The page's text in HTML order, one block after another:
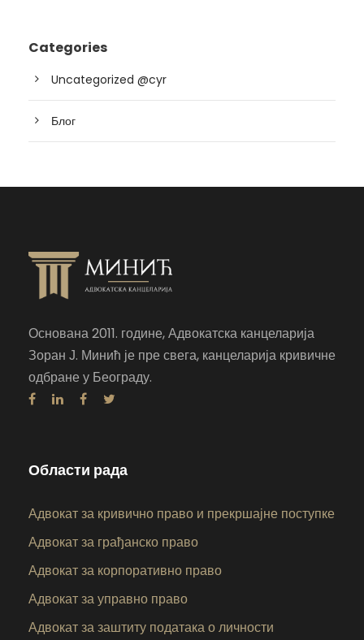
Categories
Uncategorized @cyr
Блог
Основана 2011. године, Адвокатска канцеларија
Зоран Ј. Минић је пре свега, канцеларија кривичне
одбране у Београду.
Области рада
Адвокат за кривично право и прекршајне поступке
Адвокат за грађанско право
Адвокат за корпоративно право
Адвокат за управно право
Адвокат за заштиту података о личности